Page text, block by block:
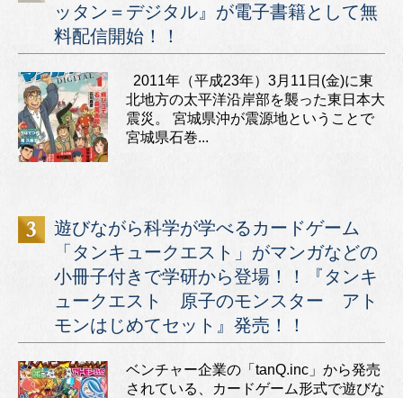
ッタン＝デジタル』が電子書籍として無
料配信開始！！
2011年（平成23年）3月11日(金)に東
北地方の太平洋沿岸部を襲った東日本大
震災。 宮城県沖が震源地ということで
宮城県石巻...
遊びながら科学が学べるカードゲーム
「タンキュークエスト」がマンガなどの
小冊子付きで学研から登場！！『タンキ
ュークエスト 原子のモンスター アト
モンはじめてセット』発売！！
ベンチャー企業の「tanQ.inc」から発売
されている、カードゲーム形式で遊びな